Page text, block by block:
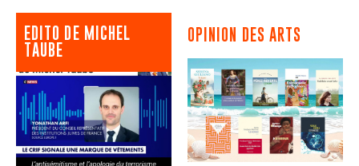
EDITO DE MICHEL
TAUBE
OPINION DES ARTS